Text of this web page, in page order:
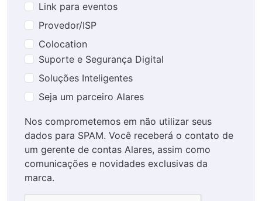
Link para eventos
Provedor/ISP
Colocation
Suporte e Segurança Digital
Soluções Inteligentes
Seja um parceiro Alares
Nos comprometemos em não utilizar seus
dados para SPAM. Você receberá o contato de
um gerente de contas Alares, assim como
comunicações e novidades exclusivas da
marca.